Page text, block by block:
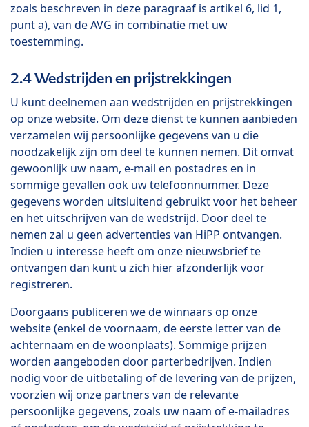
zoals beschreven in deze paragraaf is artikel 6, lid 1,
punt a), van de AVG in combinatie met uw
toestemming.
2.4 Wedstrijden en prijstrekkingen
U kunt deelnemen aan wedstrijden en prijstrekkingen
op onze website. Om deze dienst te kunnen aanbieden
verzamelen wij persoonlijke gegevens van u die
noodzakelijk zijn om deel te kunnen nemen. Dit omvat
gewoonlijk uw naam, e-mail en postadres en in
sommige gevallen ook uw telefoonnummer. Deze
gegevens worden uitsluitend gebruikt voor het beheer
en het uitschrijven van de wedstrijd. Door deel te
nemen zal u geen advertenties van HiPP ontvangen.
Indien u interesse heeft om onze nieuwsbrief te
ontvangen dan kunt u zich hier afzonderlijk voor
registreren.
Doorgaans publiceren we de winnaars op onze
website (enkel de voornaam, de eerste letter van de
achternaam en de woonplaats). Sommige prijzen
worden aangeboden door parterbedrijven. Indien
nodig voor de uitbetaling of de levering van de prijzen,
voorzien wij onze partners van de relevante
persoonlijke gegevens, zoals uw naam of e-mailadres